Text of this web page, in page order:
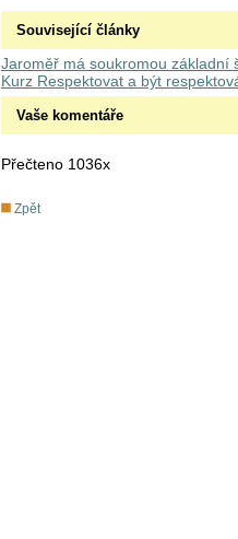
Související články
Jaroměř má soukromou základní
Kurz Respektovat a být
Vaše komentáře
Přečteno 1036x
Zpět